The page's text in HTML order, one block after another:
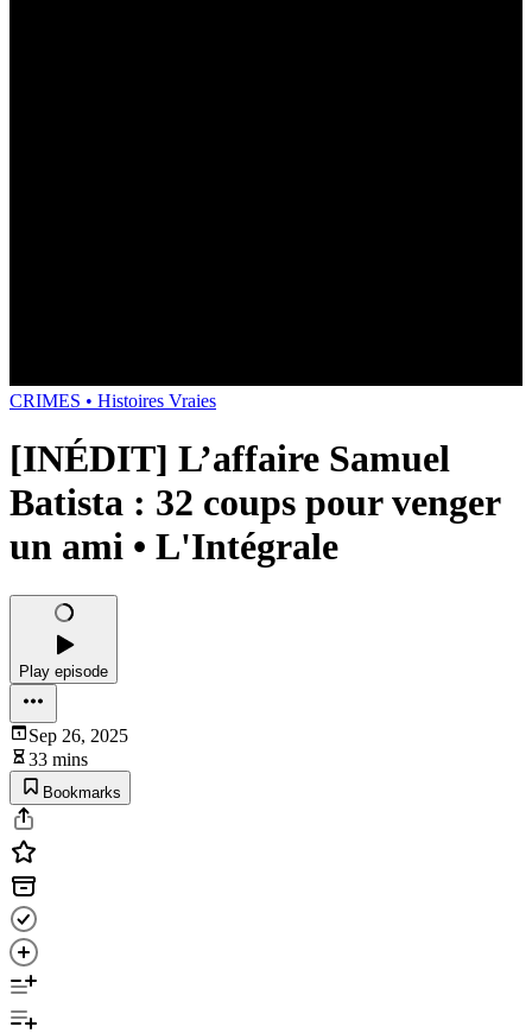
CRIMES • Histoires Vraies
[INÉDIT] L’affaire Samuel
Batista : 32 coups pour venger
un ami • L'Intégrale
Play episode
Sep 26, 2025
33 mins
Bookmarks